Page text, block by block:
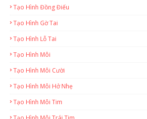
Tạo Hình Đồng Điếu
Tạo Hình Gờ Tai
Tạo Hình Lỗ Tai
Tạo Hình Môi
Tạo Hình Môi Cười
Tạo Hình Môi Hở Nhẹ
Tạo Hình Môi Tim